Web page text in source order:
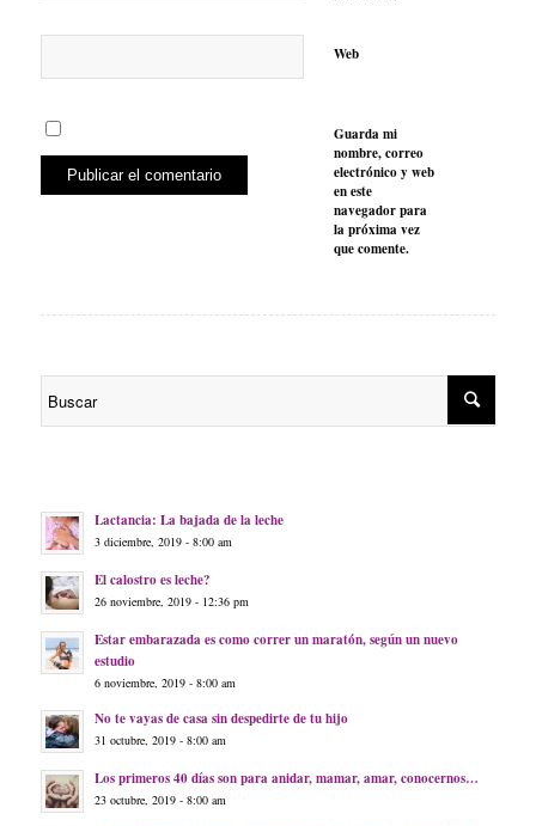
Web
Guarda mi
nombre, correo
electrónico y web
en este
navegador para
la próxima vez
que comente.
Lactancia: La bajada de la leche
3 diciembre, 2019 - 8:00 am
El calostro es leche?
26 noviembre, 2019 - 12:36 pm
Estar embarazada es como correr un maratón, según un nuevo
estudio
6 noviembre, 2019 - 8:00 am
No te vayas de casa sin despedirte de tu hijo
31 octubre, 2019 - 8:00 am
Los primeros 40 días son para anidar, mamar, amar, conocernos…
23 octubre, 2019 - 8:00 am